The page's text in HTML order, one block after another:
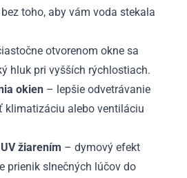
toho, aby vám voda stekala
otvorenom okne sa
hluk pri vyšších rýchlostiach.
okien – lepšie odvetrávanie
klimatizáciu alebo ventiláciu
žiarením – dymový efekt
prienik slnečných lúčov do